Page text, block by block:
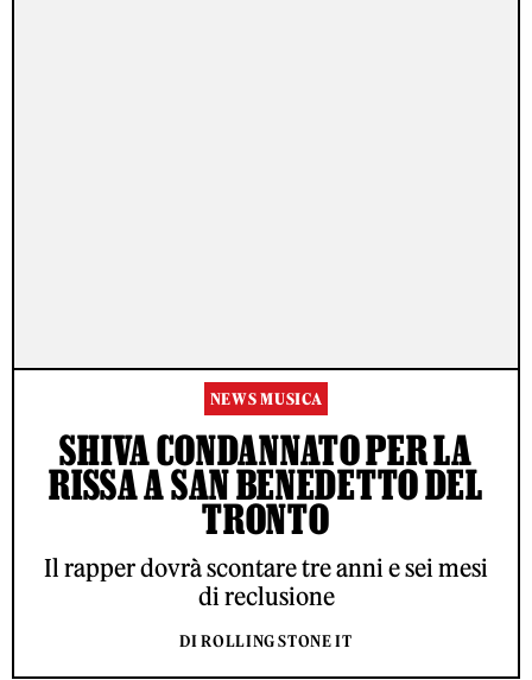
NEWS MUSICA
SHIVA CONDANNATO PER LA
RISSA A SAN BENEDETTO DEL
TRONTO
Il rapper dovrà scontare tre anni e sei mesi
di reclusione
DI ROLLING STONE IT